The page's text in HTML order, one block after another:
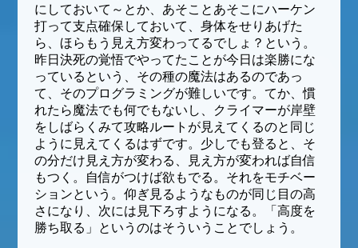
にしておいて～とか、あそことあそこにハーケン
打って支点確保しておいて、身体をせりあげた
ら、ほらもう見え方変わってるでしょ？という。
昨日決死の覚悟でやってたことが今日は楽勝にな
っているという、その種の魔法はあるのであっ
て、そのプログラミングが難しいです。てか、慣
れたら魔法でも何でもないし、クライマーが岸壁
をしばらくみて攻略ルートが見えてくるのと同じ
ように見えてくるはずです。少しでも登ると、そ
の分だけ見え方が変わる、見え方が変われば自信
もつく。自信がつけば欲もでる。それをモチベー
ションという。仰ぎ見るようなものが同じ目の高
さになり、次には見下ろすようになる。「高度を
勝ち取る」というのはそういうことでしょう。